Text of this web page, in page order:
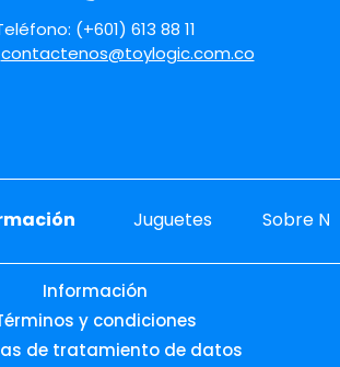
(+601) 613 88 11
contactenos@toylogic.com.co
Juguetes Sobre
Información
y condiciones
de tratamiento de datos